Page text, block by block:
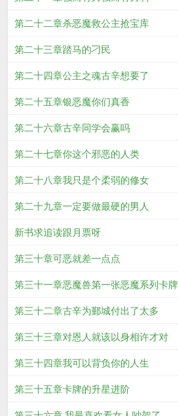
第二十二章杀恶魔救公主抢宝库
第二十三章踏马的刁民
第二十四章公主之魂古辛想要了
第二十五章银恶魔你们真香
第二十六章古辛同学会赢吗
第二十七章你这个邪恶的人类
第二十八章我只是个柔弱的修女
第二十九章一定要做最硬的男人
新书求追读跟月票呀
第三十章可恶就差一点点
第三十一章恶魔兽第一张恶魔系列卡牌
第三十二章古辛为鄞城付出了太多
第三十三章对恩人就该以身相许才对
第三十四章我可以背负你的人生
第三十五章卡牌的升星进阶